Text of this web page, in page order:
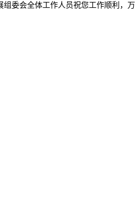
委会全体工作人员祝您工作顺利，万